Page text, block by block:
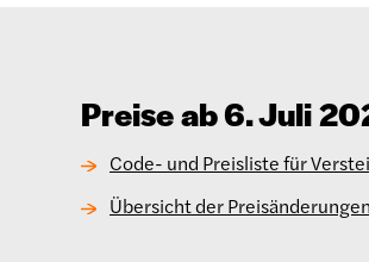
Preise ab 6. Juli
Code- und Preisliste für
Übersicht der